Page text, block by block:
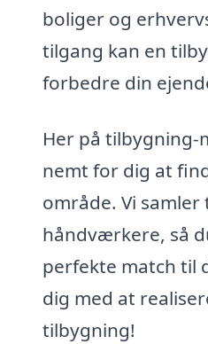
boliger og
tilgang kan en
forbedre din
Her på
nemt for dig at
område. Vi
håndværkere, så
perfekte match til
dig med at
tilbygning!